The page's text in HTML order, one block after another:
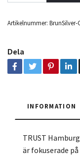
Artikelnummer: BrunSilver-
Dela
INFORMATION
TRUST
är fokuserade